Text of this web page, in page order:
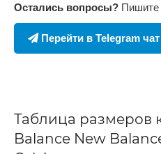
Остались вопросы? Пишите
Перейти в Telegram чат
Таблица размеров
Balance New